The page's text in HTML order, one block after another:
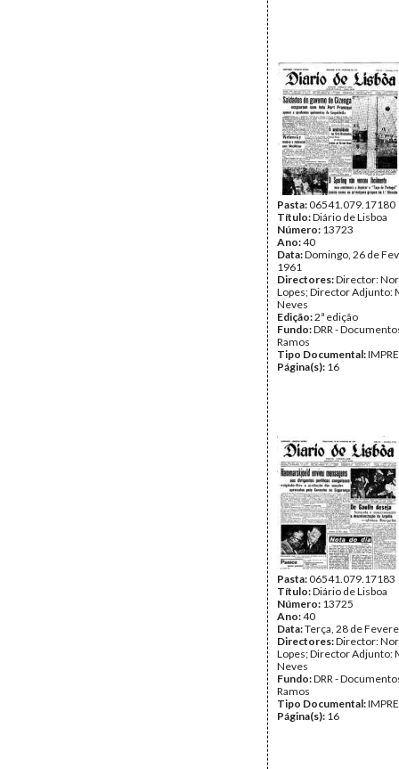
Pasta:06541.079.17180
Título:Diário de Lisboa
Número: 13723
Ano:40
Data:Domingo, 26 de
1961
Directores:Director:
Lopes; Director Adjunto:
Neves
Edição:2ª edição
Fundo:DRR -
Ramos
Tipo Documental:
Página(s): 16
Pasta:06541.079.17183
Título:Diário de Lisboa
Número: 13725
Ano:40
Data:Terça, 28 de
Directores:Director:
Lopes; Director Adjunto:
Neves
Fundo:DRR -
Ramos
Tipo Documental:
Página(s): 16